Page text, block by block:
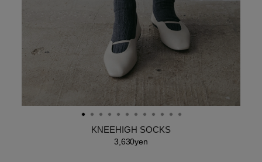
KNEEHIGH SOCKS
3,630yen